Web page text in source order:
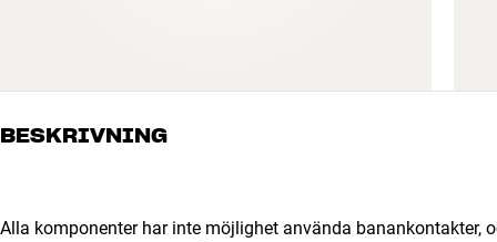
BESKRIVNING
Alla komponenter har inte möjlighet använda banankontakter,